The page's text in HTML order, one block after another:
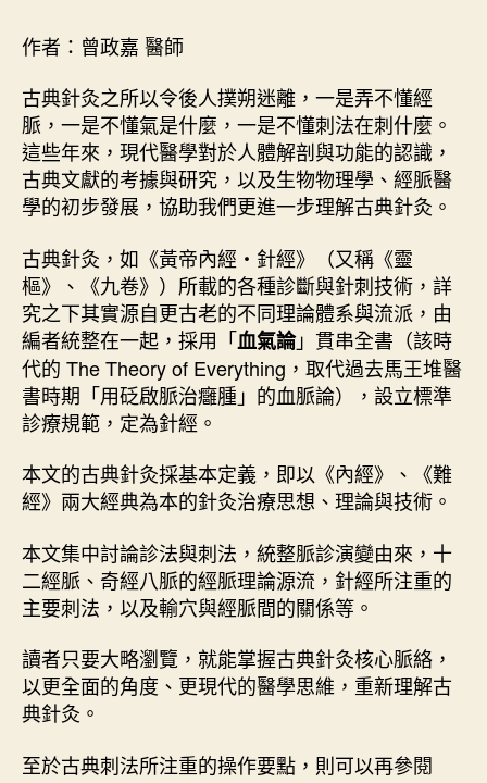
作者：曾政嘉 醫師
古典針灸之所以令後人撲朔迷離，一是弄不懂經
脈，一是不懂氣是什麼，一是不懂刺法在刺什麼。
這些年來，現代醫學對於人體解剖與功能的認識，
古典文獻的考據與研究，以及生物物理學、經脈醫
學的初步發展，協助我們更進一步理解古典針灸。
古典針灸，如《黃帝內經・針經》（又稱《靈
樞》、《九卷》）所載的各種診斷與針刺技術，詳
究之下其實源自更古老的不同理論體系與流派，由
編者統整在一起，採用「血氣論」貫串全書（該時
代的 The Theory of Everything，取代過去馬王堆醫
書時期「用砭啟脈治癰腫」的血脈論），設立標準
診療規範，定為針經。
本文的古典針灸採基本定義，即以《內經》、《難
經》兩大經典為本的針灸治療思想、理論與技術。
本文集中討論診法與刺法，統整脈診演變由來，十
二經脈、奇經八脈的經脈理論源流，針經所注重的
主要刺法，以及輸穴與經脈間的關係等。
讀者只要大略瀏覽，就能掌握古典針灸核心脈絡，
以更全面的角度、更現代的醫學思維，重新理解古
典針灸。
至於古典刺法所注重的操作要點，則可以再參閱